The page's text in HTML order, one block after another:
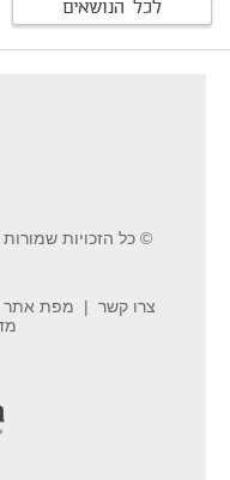
לכל הנושאים
© כל הזכויות
צרו קשר מפת אתר